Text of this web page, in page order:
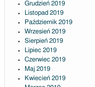
Grudzień 2019
Listopad 2019
Październik 2019
Wrzesień 2019
Sierpień 2019
Lipiec 2019
Czerwiec 2019
Maj 2019
Kwiecień 2019